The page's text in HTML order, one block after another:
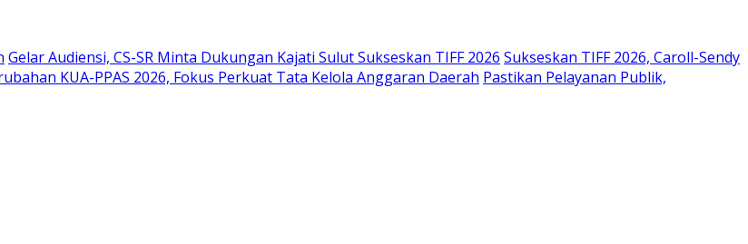
Gelar Audiensi, CS-SR Minta Dukungan Kajati Sulut Sukseskan TIFF 2026 Sukseskan TIFF 2026, Caroll-Sendy
KUA-PPAS 2026, Fokus Perkuat Tata Kelola Anggaran Daerah Pastikan Pelayanan Publik,